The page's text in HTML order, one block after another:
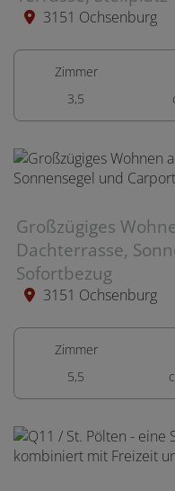
3151 Ochsenburg
Zimmer
3,5
Großzügiges
Dachterrasse,
Sofortbezug
3151 Ochsenburg
Zimmer
5,5